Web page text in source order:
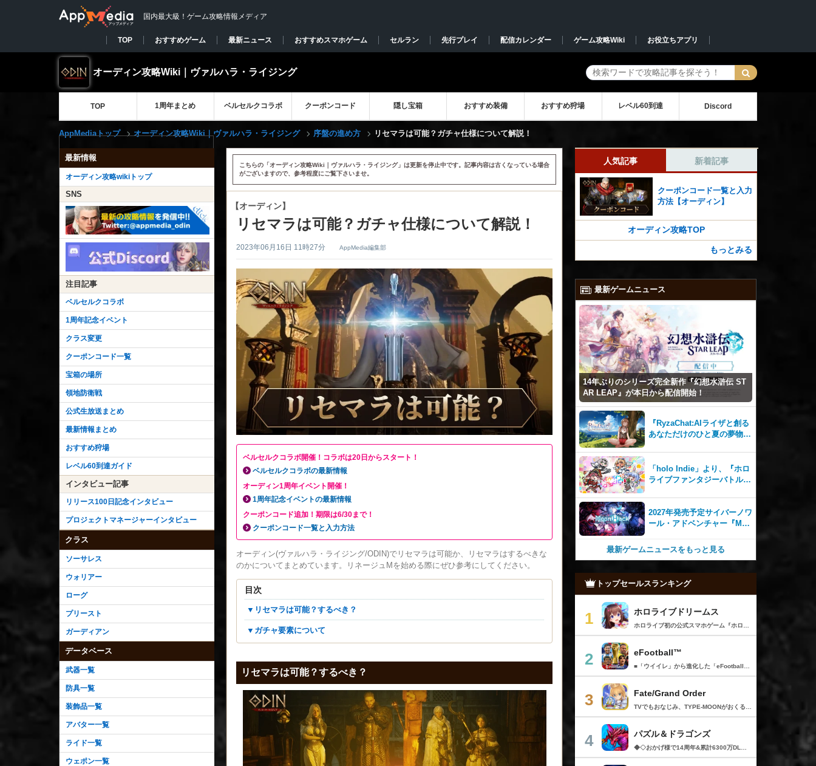
国内最大級！ゲーム攻略情報メディア
TOP おすすめゲーム 最新ニュース おすすめスマホゲーム セルラン 先行プレイ 配信カレンダー ゲーム攻略Wiki お役立ちアプリ
オーディン攻略Wiki｜ヴァルハラ・ライジング
TOP 1周年まとめ ベルセルクコラボ クーポンコード 隠し宝箱 おすすめ装備 おすすめ狩場 レベル60到達 Discord
AppMediaトップ オーディン攻略Wiki｜ヴァルハラ・ライジング 序盤の進め方 リセマラは可能？ガチャ仕様について解説！
こちらの「オーディン攻略Wiki｜ヴァルハラ・ライジング」は更新を停止中です。記事内容は古くなっている場合
がございますので、参考程度にご覧下さいませ。
【オーディン】
リセマラは可能？ガチャ仕様について解説！
2023年06月16日 11時27分 AppMedia編集部
ベルセルクコラボ開催！コラボは20日からスタート！
ベルセルクコラボの最新情報
オーディン1周年イベント開催！
1周年記念イベントの最新情報
クーポンコード追加！期限は6/30まで！
クーポンコード一覧と入力方法
オーディン(ヴァルハラ・ライジング/ODIN)でリセマラは可能か、リセマラはするべきな
のかについてまとめています。リネージュMを始める際にぜひ参考にしてください。
目次
▼リセマラは可能？するべき？
▼ガチャ要素について
リセマラは可能？するべき？
最新情報
オーディン攻略wikiトップ
SNS
注目記事
ベルセルクコラボ
1周年記念イベント
クラス変更
クーポンコード一覧
宝箱の場所
領地防衛戦
公式生放送まとめ
最新情報まとめ
おすすめ狩場
レベル60到達ガイド
インタビュー記事
リリース100日記念インタビュー
プロジェクトマネージャーインタビュー
クラス
ソーサレス
ウォリアー
ローグ
プリースト
ガーディアン
データベース
武器一覧
防具一覧
装飾品一覧
アバター一覧
ライド一覧
ウェポン一覧
人気記事 新着記事
クーポンコード一覧と入力
方法【オーディン】
オーディン攻略TOP
もっとみる
最新ゲームニュース
14年ぶりのシリーズ完全新作『幻想水滸伝 ST
AR LEAP』が本日から配信開始！
『RyzaChat:AIライザと創る
あなただけのひと夏の夢物
テムはこれまでにない新鮮な
体験が楽しめる【先行プレイ
「holo Indie」より、『ホロ
ライブファンタジーバトル』
2027年発売予定サイバーノワ
ール・アドベンチャー『Moo
京ゲームダンジョン13出展！
最新ゲームニュースをもっと見る
トップセールスランキング
1 ホロライブドリームス
ホロライブ初の公式スマホゲーム『ホロライブドリームス(ホロドリ)』がリズム&RPGとして登場！ リズムゲームを中心に、テーマパークの発展やミニゲームなど多彩なコンテンツを収録！ 総勢50名以上のホロライブメンバーが登場し、初期収録楽曲はなんと150曲以上！ ホロライブのファンも、初めての方も幅広く楽しめる作品で、遊び方はあなた次第！ ▼本格リズムゲーム▼ 公式MVやライブ映像を背景に、本格リズムゲームが楽しめる！ 自分だけのオリジナル譜面を作って公開できる「クリエイト譜面」機能を搭載！ ・超高難度のやり込み譜面 ・タレントへの愛を詰め込んだ譜面 ・みんなで楽しめるネタ譜面 などなど、世界中のプレイヤーがつくった譜面で遊んで、楽しさ無限大！ リズムゲームが苦手な方でもオート機能で安心して遊べる！ タレント育成/編成でスコアアップを目指そう！ ▼初期収録楽曲は150曲以上▼ ホロライブ楽曲から人気カバー楽曲まで幅広く収録！ 最新ヒットから定番曲までラインナップ！ 【ホロライブ楽曲】 ・ビビデバ ・Shiny Smily Story ・BLUE CLAPPER ほか 【カバー楽曲】 ・勇者 ・メギツネ ・わたしの一番かわいいところ ほか ▼ゲームの舞台はテーマパーク▼ 舞台は、世界のどこかに浮かぶ無人島。 ホロライブメンバーと力を合わせ、夢のテーマパークを発展させていく。 リズムゲームやミニゲームをプレイしてクエストを進行しパークを発展させよう！ ホロメンクエストをプレイすることで、操作タレントが増えていく！ 推しホロメンを解放して、夢のテーマパークを作り上げよう！ ホロライブらしさあふれる施設も多数登場！ このゲームだけのオリジナルストーリーも展開！ 夢のテーマパーク完成を目指そう！ ▼1人でもみんなでも楽しめるミニゲーム▼ ひとりでも、みんなでも楽しめる多彩なミニゲームを収録！ マルチプレイ搭載で、協力や対戦で盛り上がろう！ 難しいアクションが苦手な方でも楽しめるシンプル操作のミニゲームも収録！ 短時間で遊べるカジュアルなものから、繰り返し挑戦したくなるやり込み系まで幅広くラインナップ！ プレイして報酬を獲得し、育成やパーク発展をさらに加速させよう！ ▼公式サイト：https://www.hololive-dreams.com ▼利用規約：https://www.hololive-dreams.com/terms ▼プライバシーポリシー：https://qualiarts.jp/privacy ▼Ⓒ COVER / Ⓒ QualiArts, Inc. +++++++++++++++++++++++++++++++++++++++++++++++++++++++++++ このアプリケーションには、株式会社Live2Dの「Live2D」が使用されています。
2 eFootball™
■「ウイイレ」から進化した「eFootball™」 人気サッカーゲーム「ウイニングイレブン」が「eFootball™」とタイトルを変え、大きく進化して生まれ変わりました。「eFootball™」で新しいサッカーゲームを体感しましょう！ ■はじめての方でも安心 ダウンロード後は、実践を交えたステップアップ方式のチュートリアルで直感的に基本操作を覚えることができます！さらに、チュートリアルを全てクリアすると、リオネル メッシがもらえます！！ また、試合の面白さや爽快感を楽しんでいただくためにスマートアシストを実装。 複雑な操作をしなくても、華麗なドリブルやパスで相手をかわして強烈なシュートでゴールを奪うことができます！ 【基本的な遊び方】 ■好きなチームで始めよう 欧州、米州、アジアなど世界各国のクラブやナショナルチームなどお気に入りのチームでスタートできます！ ■選手を獲得しましょう チームを作成したら、選手を獲得しましょう。現役のスーパースターや、歴史に残るレジェンドたちが、あなたのクラブでの活躍を待っています！ ・スペシャル選手リスト 現実の試合で大活躍した選手や、注目リーグの選手、レジェンドなどの特別な選手を獲得できます。 ・スタンダード選手リスト 好きな選手を獲得できます。条件を設定して絞り込むことができます。 ・監督リスト さまざまな戦術や得意な育成タイプを持った監督を獲得できます。 ■試合を楽しもう 獲得した選手でチームを編成したら、いよいよ試合に挑戦！ AIを相手に腕を磨いたり、オンライン対戦でランキングを競ったり、楽しみ方はあなた次第です。 ・対AI戦で腕を磨く 注目リーグのチームやナショナルチームを相手に戦うイベントなど、サッカーシーズンに合わせたさまざまなテーマのイベントが開催されています。 また、10段階にレベル分けされたDivision制の「eFootball™ リーグ」で楽しみながらレベルアップしていくことも可能です！ ・対人戦で実力を試す Division制の全ユーザーとランキングを競う「eFootball™ リーグ」や、毎週開催される様々なイベントで、オンラインでのリアルタイム対戦を楽しむことができます。あなたのドリームチームで、最高峰のDivision 1を目指しましょう！ ・友達と最大3vs3の対戦を楽しむ フレンドマッチ機能を使って、友達と対戦することができます。育て上げたチームの強さを友達に見せつけましょう！ また、最大3vs3の協力対戦も可能。友達とオンラインで集まって対戦を楽しみましょう！ ■選手を育てる 獲得した選手は、選手種別によっては成長させることができます。 試合に出場させたり、ゲーム内アイテムを使用したりして、選手のレベルを上げる事で入手できる「タレントポイント」で、能力パラメータを上昇させましょう。 より自分好みの選手にしたい場合は、手動でポイントを割り振りましょう。 ポイントの割り振りに迷った場合は、[おまかせ]で設定することもできます。 自分だけのお気に入りの選手に育て上げましょう！ 【もっと楽しむ】 ■Live Updateを毎週配信 選手の移籍や、現実の試合での活躍が反映される「Live Update」を搭載。 毎週配信される「Live Update」を参考に、スカッドを編成し試合に挑みましょう。 ■スタジアムをカスタマイズ 試合中のスタジアムに反映されるコレオ・オブジェクトなどのスタジアムパーツをカスタマイズできます。 思い通りのスタジアムにアレンジして、ゲーム体験を彩りましょう！ ※居住国・地域が以下のお客様には、eFootball™ コインによるルートボックス施策をご提供しておりません。 ベルギー、ブラジル(18歳未満) 【最新情報について】 本商品は、新機能やモードの追加、ゲームプレイ・イベントのアップデートを継続的に行っていきます。 最新情報は「eFootball™」公式サイトをご確認ください。 【ダウンロードについて】 本アプリをダウンロードするためには、ストレージに約3.3GBの空き容量が必要となります。 あらかじめ3.3GB以上の容量を空けてからダウンロードを行っていただけますようお願いします。 ダウンロード時はWi-Fi環境で接続することを推奨いたします。 ※アップデートにつきましても同様となります。 【通信環境について】 本アプリはオンラインゲームです。通信可能な環境でお楽しみください。
3 Fate/Grand Order
TVでもおなじみ、TYPE-MOONがおくるFateのRPG！ スマホでも本格的なRPGが楽しめる。 文字数にして500万字超という、圧倒的なボリュームを堪能できるストーリー！ 本編以外にもキャラクターごとにストーリーを用意し、Fateファンも今回はじめてFateの世界を体験される方も十分満足いただける内容となっています。 【あらすじ】 西暦2015年。 地球の未来を観測するカルデアは、2017年以降の人類史が崩壊している事実を確認した。 昨日まで確かに存在していた2115年までの“約束された未来”は、何の前触れもなく突如として消え去ったのだ。 なぜ。どうして。だれが。どうやって。 西暦2004年 日本 ある地方都市。 ここに今まではなかった、「観測できない領域」が現れたと。 カルデアはこれを人類絶滅の原因と仮定し、いまだ実験段階だった第六の実験を決行する事となった。 それは過去への時間旅行。 人間を霊子化させて過去に送りこみ、事象に介入する事で時空の特異点を解明、あるいは破壊する禁断の儀式。 その名を人理守護指令、グランドオーダー。 人類を守るために人類史に立ち向かう、運命と戦うものたちの総称である。 【ゲーム概要】 スマホに最適化された簡単操作のコマンドオーダーバトル！ プレイヤーはマスターとなって英霊たちを操り敵を倒し謎を解明していく。 好みの英霊で戦うか、強い英霊で戦うかバトルスタイルはプレイヤーしだい。 ◆豪華声優陣が続々参加 青木志貴、茜屋日海夏、赤羽根健治、明坂聡美、浅川悠、朝日奈丸佳、阿澄佳奈、阿部彬名、阿部敦、阿部里果、雨宮天、新井里美、井口裕香、井澤詩織、石川界人、石川由依、石谷春貴、伊瀬茉莉也、市ノ瀬加那、伊藤彩沙、伊藤かな恵、伊東健人、伊藤静、伊藤美紀、稲田徹、井上和彦、井上喜久子、井上麻里奈、伊丸岡篤、石見舞菜香、上坂すみれ、植田佳奈、上田麗奈、内田真礼、内田雄馬、内山昂輝、梅原裕一郎、江川央生、江口拓也、江越彬紀、遠藤綾、大久保瑠美、大空直美、大塚明夫、大塚芳忠、大原さやか、大和田仁美、岡本信彦、置鮎龍太郎、小倉唯、小澤亜李、小野賢章、小野大輔、小野友樹、小見川千明、かかずゆみ、柿原徹也、加隈亜衣、笠間淳、加瀬康之、門脇舞以、金元寿子、神尾晋一郎、茅野愛衣、川澄綾子、河西健吾、川野剛稔、神奈延年、鬼頭明里、木村珠莉、木村良平、桐本拓哉、釘宮理恵、久野美咲、黒木ほの香、黒田崇矢、桑原由気、KENN、高野麻里佳、古賀葵、小清水亜美、後藤邑子、小西克幸、小林千晃、小林ゆう、小林裕介、小原好美、小松未可子、子安武人、小山力也、近藤玲奈、斎賀みつき、西前忠久、斉藤壮馬、斎藤千和、坂本真綾、佐倉綾音、櫻井孝宏、佐藤聡美、佐藤利奈、沢城みゆき、下屋則子、島﨑信長、嶋村侑、庄司宇芽香、白石晴香、新垣樽助、真堂圭、末柄里恵、杉田智和、杉山紀彰、鈴木達央、鈴木崚汰、鈴代紗弓、鈴村健一、諏訪彩花、諏訪部順一、関俊彦、関智一、瀬戸麻沙美、芹澤優、仙台エリ、千本木彩花、園崎未恵、大地葉、高乃麗、高野直子、高橋花林、高橋李依、高山みなみ、武内駿輔、竹内良太、武田華、田中敦子、田中美海、田中理恵、谷山紀章、種﨑敦美、種田梨沙、田丸篤志、田村睦心、田村ゆかり、丹下桜、千葉繁、千葉翔也、津田健次郎、紡木吏佐、鶴岡聡、寺崎裕香、寺島拓篤、東山奈央、土岐隼一、飛田展男、戸松遥、豊永利行、鳥海浩輔、中井和哉、中田譲治、長縄まりあ、仲村美沙希、中村悠一、名塚佳織、生天目仁美、浪川大輔、能登麻美子、野中藍、乃村健次、土師孝也、長谷川育美、花江夏樹、花澤香菜、花守ゆみり、早見沙織、原由実、春野杏、潘めぐみ、日岡なつみ、日笠陽子、日野聡、平川大輔、ファイルーズあい、福圓美里、福西勝也、福山潤、藤井隼、藤沼建人、ブリドカットセーラ恵美、古川慎、保志総一朗、星野貴紀、堀内賢雄、堀江由衣、本多真梨子、本多陽子、本渡楓、前野智昭、M・A・O、増田俊樹、Machico、松風雅也、真殿光昭、マフィア梶田、三上哲、三木眞一郎、水樹奈々、水島大宙、水橋かおり、緑川光、水瀬いのり、南央美、峯田茉優、宮野真守、宮本充、村瀬歩、森川智之、森田了介、森永千才、森なな子、諸星すみれ、安井邦彦、山路和弘、山下大輝、山下七海、山寺宏一、山根綺、山野井仁、山村響、悠木碧、ゆかな、遊佐浩二、吉野裕行、佳村はるか、米澤円、若林直美、和氣あず未、和多田美咲（50音順） ◆全体構成・メインシナリオ・シナリオ・総監督 奈須きのこ ◆リードキャラクターデザイナー 武内崇 ◆アートディレクション TYPE-MOON ◆メインシナリオ・シナリオ執筆 東出祐一郎、桜井光 水瀬葉月、星空めてお ◆ゲストライター amphibian、虚淵玄（ニトロプラス）、acpi、ＯＫＳＧ（TYPE-MOON）、経験値、小太刀右京、三田誠、たけのこ星人、橘公司、田中天（株式会社フラッグノーツ）、成田良悟、鋼屋ジン、ひろやまひろし、円居挽、茗荷屋甚六、矢野俊策（株式会社フラッグノーツ）、リヨ（50音順） ◆キャラクターデザイン I-IV、蒼月タカオ（TYPE-MOON）、AKIRA、Azusa、東冬、荒野、Anmi、池澤真、石田あきら、いみぎむる、兔ろうと、羽海野チカ、大森葵、岡崎武士、okojo、およ、加藤いつわ、カワグチタケシ、きばどりリュー、桐原小鳥、ギンカ、倉花千夏、黒星紅白、小梅けいと、近衛乙嗣、小松崎類、こやまひろかず（TYPE-MOON）、西藤浩樹（LASENGLE）、saitom、坂本みねぢ、佐々木少年、サテー、色素、縞うどん（TYPE-MOON）、島田フミカネ、しまどりる、sime、下越（TYPE-MOON）、シャカＰ（LASENGLE）、白浜鴎、しらび、白峰、真じろう、STAR影法師、曽我誠、タイキ、高橋慶太郎、高山箕犀、竹、武中英雄、武梨えり、たけのこ星人、TAKOLEGS、田島昭宇、タスクオーナ、danciao、中央東口、CHOCO、悌太、Dd、天空すふぃあ、DANGERDROP、toi8、トリダモノ、中原、なまにくATK、西出ケンゴロー、nipi、ネコタワワ、NOCO、pako、林けゐ、原田たけひと、春野友矢、ばん！、Bすけ、左、ヒライユキオ、平野稜二、広江礼威、ひろやまひろし、PFALZ、ぶくろて、huke、BLACK（TYPE-MOON）、古海鐘一、BUNBUN、hou、ホトソウカ、本庄雷太、前田浩孝、マシマサキ、また、松竜、Mika Pikazo、緑川美帆、三輪士郎、村山竜大、めろん22、望月けい、元村人、森井しづき、森山大輔、山中虎鉄、YOCO_N（LASENGLE）、余湖裕輝、米山舞、La-na、lack、リヨ、Ryota-H、輪くすさが、redjuice、ReDrop、ろび～な、ワダアルコ、渡れい（50音順） このアプリケーションには、（株）ＣＲＩ・ミドルウェアの「CRIWARE（TM）」が使用されています。
4 パズル＆ドラゴンズ
◆◇おかげ様で14周年&累計6300万DLを突破!◇◆ パズルRPGの定番『パズル＆ドラゴンズ』に、「協力プレイダンジョン」が登場！友達と協力していろんなダンジョンにチャレンジしてみよう！ ------------------------ ◆パズドラ ゲーム紹介◆ ------------------------ パズルで大冒険! 「パズル＆ドラゴンズ」はモンスターと一緒にパズルの力で冒険するゲームです。 世界中のダンジョンを踏破して、伝説のドラゴンを見つけ出そう! 「パズル＆ドラゴンズ」のダウンロードは無料! 一部有料コンテンツもご利用いただけますが、 最後まで無料でお楽しみいただくことが可能です。 ▼基本ルールは簡単パズル! 同じ色のドロップを、縦か横に3つそろえて消すパズルゲームです。 ドロップをうまく動かして、同時消しや爽快コンボを狙おう! ▼モンスターとの戦い! ドロップを消すと、味方のモンスターが敵を攻撃! 敵にやられる前にコンボで大ダメージを狙ってやっつけよう! ▼ゲットしたモンスターでチームを組もう! ダンジョンで拾った卵を持ち帰ると、新たなモンスターが誕生! 好きなモンスターを組み合わせて、あなただけのオリジナルチームを作ろう! モンスターはダンジョン以外にガチャでもゲットできるよ! ▼モンスター育成 モンスター同士を合成することで、モンスターがパワーアップ! 特定の条件で進化できるモンスターや、パワーアップで究極進化するモンスター も・・・! ▼友達と一緒にあそぼう!! パズドラのゲーム内で知り合ったフレンド同士で、モンスターをレンタルできるよ! 友達のモンスターと一緒にいろんなダンジョンを冒険しよう! ▼協力プレイダンジョン！ 友達との協力プレイでパズドラがもっと楽しく！一定以上のランクになると、2人で協力しながらダンジョンに挑む「協力プレイダンジョン」が遊べるよ！ ■■【価格】■■ アプリ本体：無料 ※一部有料アイテムがございます。 ■■【パズドラパスについて】■■ ▼価格 月額980円（税込）※1週間の無料トライアル実施中！ ▼期間 1ヶ月間（利用開始日から起算）/月額自動更新 ▼特典 ・毎日特別な専用ダンジョン配信！ クリアすると魔法石やゴッドフェスガチャなどの報酬ゲット！ ・編成できるチームが 5個 増加！ ・ダンジョンクリア時のランク経験値が 5％ 増加！ （協力プレイのダンジョンは対象外） ・降臨モンスターや進化素材がいつでも獲得できる！ 専用ダンジョンで好きなモンスターをゲット！ ・バッジ「コスト∞」に「操作時間3秒延長」追加！ ▼自動更新の詳細 ・パズドラパスは、自動更新の月額有料(サブスクリプション型)サービスです。 解約をしない限り、自動的に毎月料金が発生します。 ・無料トライアルはパズドラパス初回購入のお客様のみとなります。 ・有効期間終了の24時間以上前までに解約しないと自動更新され、月額料金が発生します。 ・自動更新された際の決済は、パズドラパス有効期間の終了日の24時間以内に行われます。 ▼決済について ・パズドラパスの決済は、ご利用のiTunesアカウントに請求されます。 ・パズドラパスの登録・管理・解約はApp Storeのアカウント設定から行うことができます。 [App Store]アプリ画面右上[人のアイコン]の アカウントをタップ >サブスクリプション-［有効欄］ >［パズル&ドラゴンズ］-［パズドラパス］ >［登録をキャンセル］をタップして解約 ※ご利用のOSのバージョンによって 上記が表示されない場合には、 以下手順からご確認ください。 [App Store]アプリ[おすすめ]タブの最下部から [Apple ID]をタップ L 画面右上[人のアイコン] - [Apple ID]をタップ >［Apple IDを表示］-［登録］ >［パズル&ドラゴンズ］-［パズドラパス］ >［登録をキャンセル］をタップして解約 ※iTunes からも同様の確認や自動更新の解除・設定を行うことができます。 ご利用前に「アプリケーション使用許諾契約」に表示されている利用規約を必ずご確認ください。 お客様がダウンロードボタンをクリックされ、本アプリケーションをダウンロードされた場合には、利用規約に同意したものとみなされます。 アプリケーション公式サイト「https://pad.gungho.jp/」 本アプリの利用規約は、（TOP＞その他＞利用規約/プライバシー・ポリシーページ＞利用規約ページ） https://mobile.gungho.jp/reg/rules/terms.html の「利用規約」をご参照下さい。 本アプリのプライバシー・ポリシーは、（TOP＞その他＞利用規約/プライバシー・ポリシー＞プライバシー・ポリシーページ） https://mobile.gungho.jp/reg/pad/privacy/index.html の「プライバシーポリシー」をご参照下さい。